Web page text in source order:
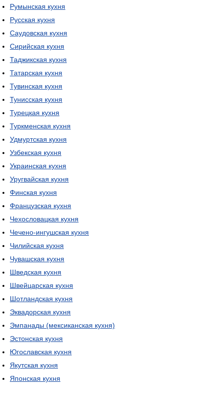
Румынская кухня
Русская кухня
Саудовская кухня
Сирийская кухня
Таджикская кухня
Татарская кухня
Тувинская кухня
Тунисская кухня
Турецкая кухня
Туркменская кухня
Удмуртская кухня
Узбекская кухня
Украинская кухня
Уругвайская кухня
Финская кухня
Французская кухня
Чехословацкая кухня
Чечено-ингушская кухня
Чилийская кухня
Чувашская кухня
Шведская кухня
Швейцарская кухня
Шотландская кухня
Эквадорская кухня
Эмпанады (мексиканская кухня)
Эстонская кухня
Югославская кухня
Якутская кухня
Японская кухня